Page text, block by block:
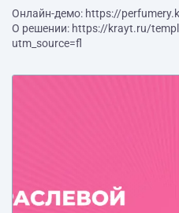
Онлайн-демо: https://
О решении: https://krayt.ru/
utm_source=fl